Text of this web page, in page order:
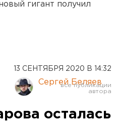
гигант получил
13 СЕНТЯБРЯ 2020 В 14:32
Сергей Беляев
осталась